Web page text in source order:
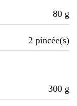
80 g
2 pincée(s)
300 g